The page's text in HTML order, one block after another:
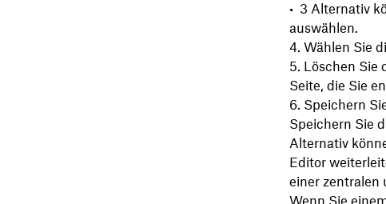
Alternativ
auswählen.
Wählen Sie
Löschen Sie
Seite, die Sie
Speichern
Speichern Sie
Alternativ
Editor
einer zentralen